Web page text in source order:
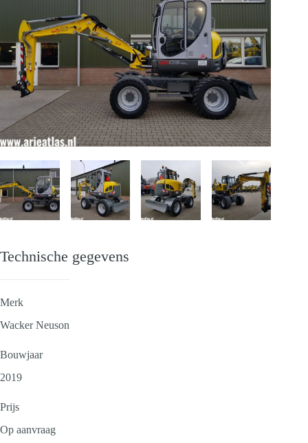
Technische gegevens
Merk
Wacker Neuson
Bouwjaar
2019
Prijs
Op aanvraag